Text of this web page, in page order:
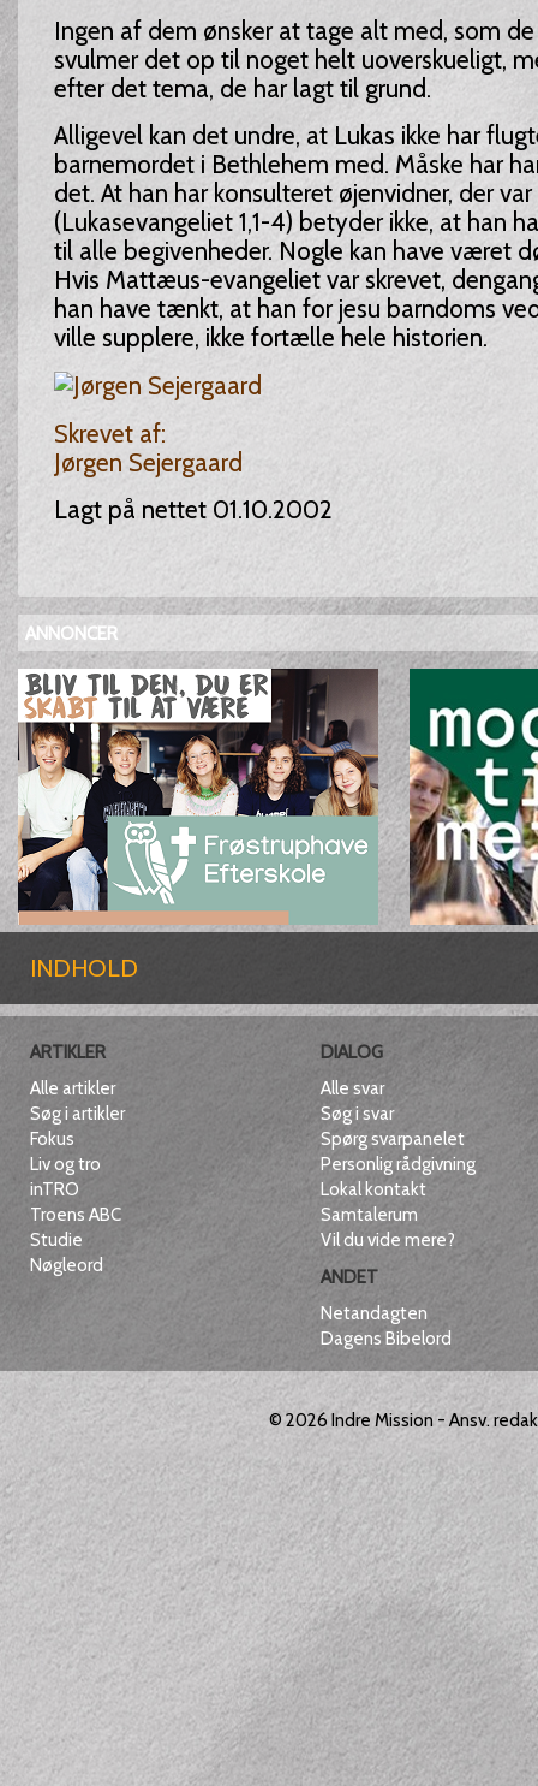
Ingen af dem ønsker at tage alt med, som
svulmer det op til noget helt uoverskueligt,
efter det tema, de har lagt til grund.
Alligevel kan det undre, at Lukas ikke har
barnemordet i Bethlehem med. Måske har
det. At han har konsulteret øjenvidner, der
(Lukasevangeliet 1,1-4) betyder ikke, at han
til alle begivenheder. Nogle kan have været
Hvis Mattæus-evangeliet var skrevet,
han have tænkt, at han for jesu barndoms
ville supplere, ikke fortælle hele historien.
Skrevet af:
Jørgen Sejergaard
Lagt på nettet 01.10.2002
ANNONCER
INDHOLD
ARTIKLER
Alle artikler
Søg i artikler
Fokus
Liv og tro
inTRO
Troens ABC
Studie
Nøgleord
DIALOG
Alle svar
Søg i svar
Spørg svarpanelet
Personlig rådgivning
Lokal kontakt
Samtalerum
Vil du vide mere?
ANDET
Netandagten
Dagens Bibelord
© 2026 Indre Mission - Ansv.